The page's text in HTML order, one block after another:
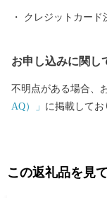
べると美味しさが引
クレジットカード
お申し込みに関し
不明点がある場合、
AQ）」 に掲載してお
この返礼品を見